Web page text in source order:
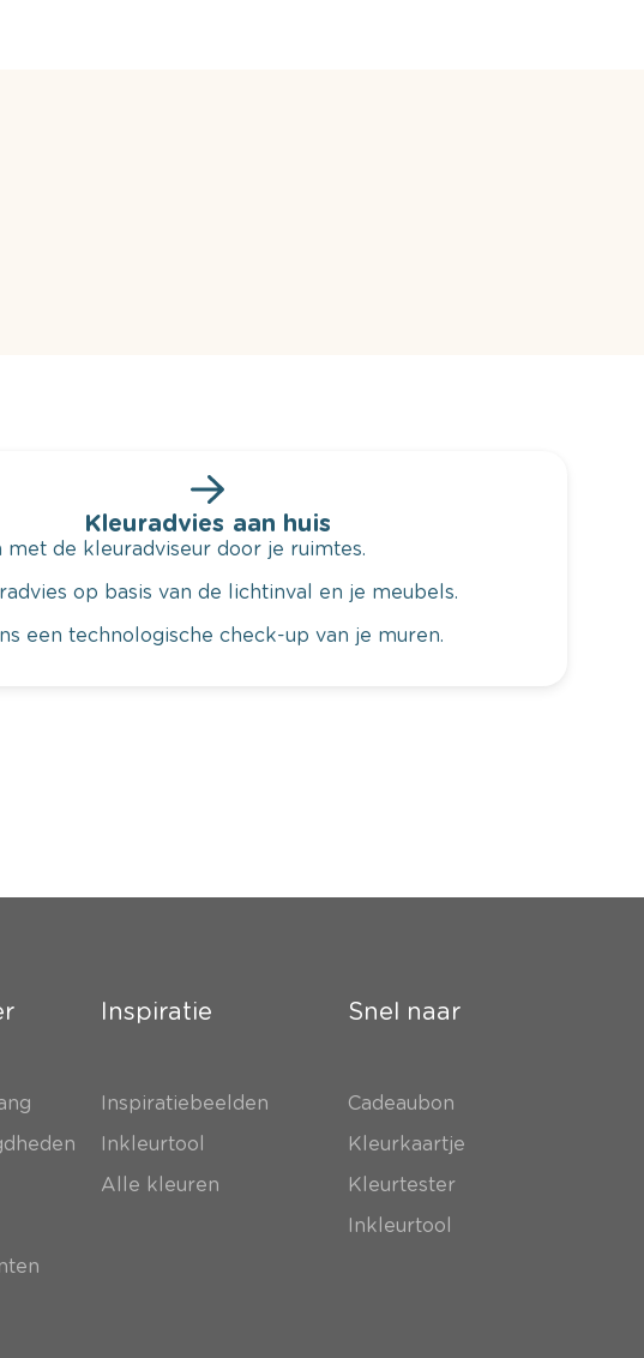
Kleuradvies aan huis
met de kleuradviseur door je ruimtes.
op basis van de lichtinval en je meubels.
een technologische check-up van je muren.
Inspiratie
Inspiratiebeelden
Inkleurtool
Alle kleuren
Snel naar
Cadeaubon
Kleurkaartje
Kleurtester
Inkleurtool